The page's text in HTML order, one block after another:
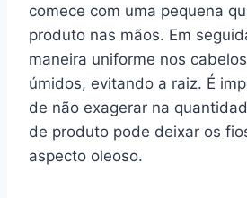
comece com uma pequena
produto nas mãos. Em
maneira uniforme nos
úmidos, evitando a raiz. É
de não exagerar na
de produto pode deixar os
aspecto oleoso.